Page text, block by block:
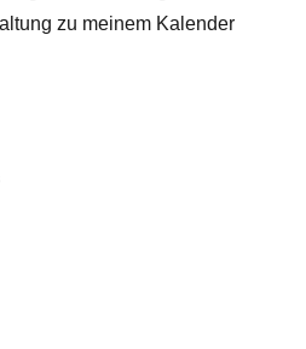
zu meinem Kalender